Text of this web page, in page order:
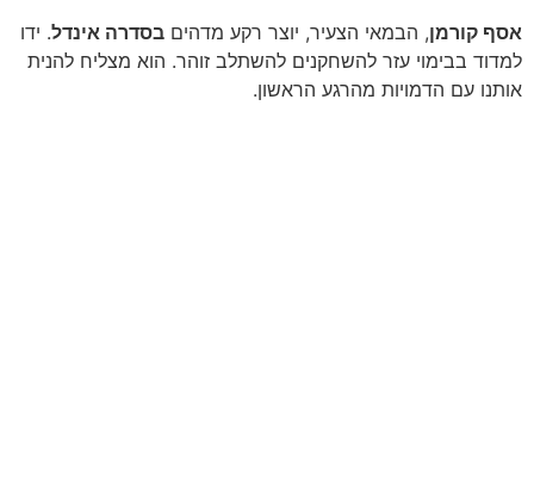
אסף קורמן, הבמאי הצעיר, יוצר רקע מדהים בסדרה אינדל. ידו
למדוד בבימוי עזר להשחקנים להשתלב זוהר. הוא מצליח להנית
אותנו עם הדמויות מהרגע הראשון.